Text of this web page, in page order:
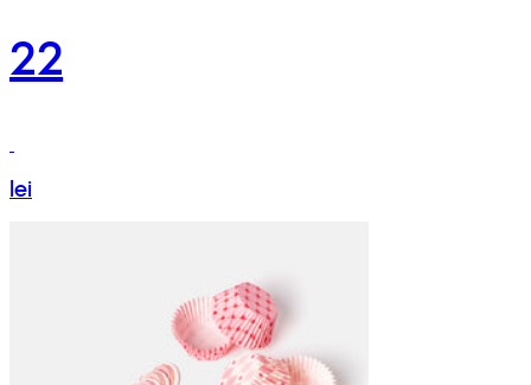
22
lei